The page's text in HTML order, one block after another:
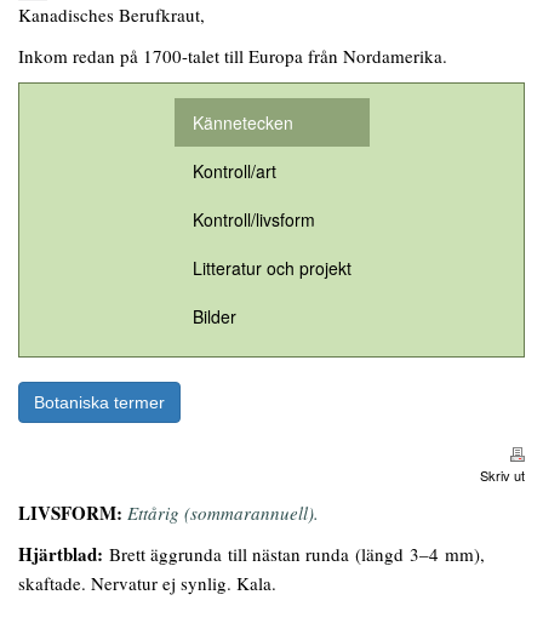
Kanadisches Berufkraut,
Inkom redan på 1700-talet till Europa från Nordamerika.
Kännetecken
Kontroll/art
Kontroll/livsform
Litteratur och projekt
Bilder
Botaniska termer
Skriv ut
LIVSFORM: Ettårig (sommarannuell).
Hjärtblad: Brett äggrunda till nästan runda (längd 3–4 mm),
skaftade. Nervatur ej synlig. Kala.